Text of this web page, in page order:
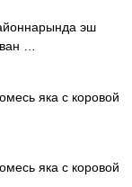
эш
…
яка с коровой
яка с коровой